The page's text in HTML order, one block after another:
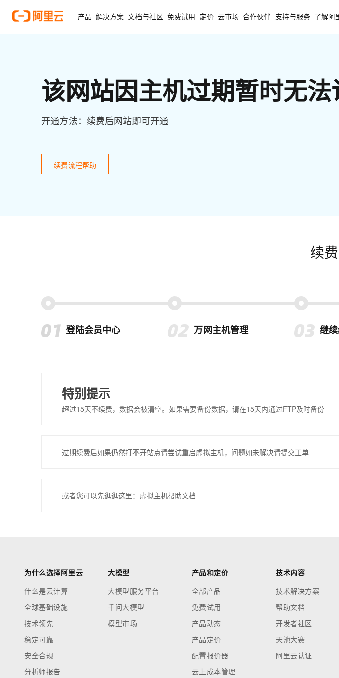
产品 解决方案 文档与社区 免费试用 定价 云市场 合作伙伴 支持与服务 了解阿
该网站因主机过期暂时无法
开通方法：续费后网站即可开通
续费流程帮助
续
登陆会员中心 万网主机管理 继
特别提示
超过15天不续费，数据会被清空。如果需要备份数据，请在15天内通过FTP及时备份
过期续费后如果仍然打不开站点请尝试重启虚拟主机，问题如未解决请提交工单
或者您可以先逛逛这里：虚拟主机帮助文档